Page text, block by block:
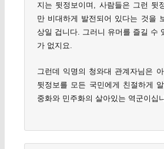
지는 뒷정보이며, 사람들은 그런 뒷
만 비대하게 발전되어 있다는 것을
상일 겁니다. 그러니 유머를 즐길 수
가 없지요.
그런데 익명의 청와대 관계자님은
뒷정보를 모든 국민에게 친절하게
중화와 민주화의 살아있는 역군이십